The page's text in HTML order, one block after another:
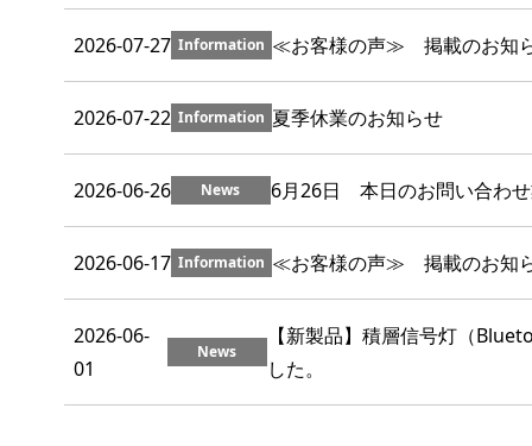
2026-07-27 Information ≪お客様の声≫ 掲載のお知
2026-07-22 Information 夏季休業のお知らせ
2026-06-26 News 6月26日 本日のお問い合わ
2026-06-17 Information ≪お客様の声≫ 掲載のお知
2026-06-
01
News
【新製品】積層信号灯（
した。